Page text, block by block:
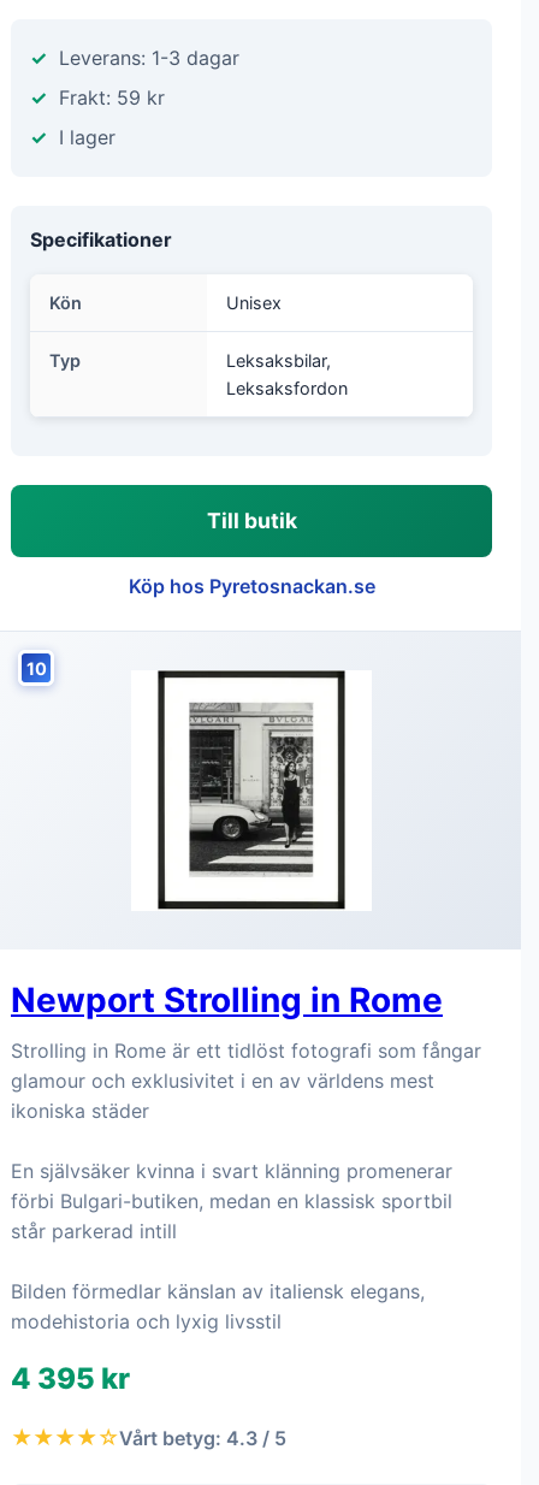
Leverans: 1-3 dagar
Frakt: 59 kr
I lager
Specifikationer
Kön Unisex
Typ
Leksaksbilar,
Leksaksfordon
Till butik
Köp hos Pyretosnackan.se
10
Newport Strolling in Rome
Strolling in Rome är ett tidlöst fotografi som fångar
glamour och exklusivitet i en av världens mest
ikoniska städer
En självsäker kvinna i svart klänning promenerar
förbi Bulgari-butiken, medan en klassisk sportbil
står parkerad intill
Bilden förmedlar känslan av italiensk elegans,
modehistoria och lyxig livsstil
4 395 kr
★★★★☆Vårt betyg: 4.3 / 5